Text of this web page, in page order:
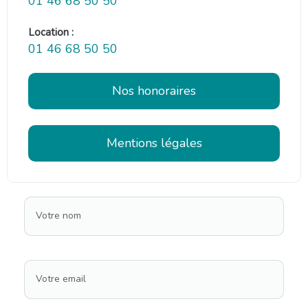
Location :
01 46 68 50 50
Nos honoraires
Mentions légales
Votre nom
Votre email